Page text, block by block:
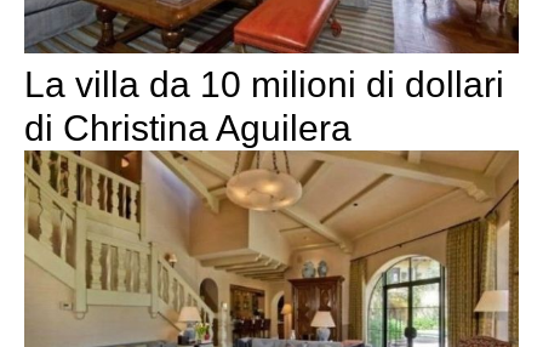
La villa da 10 milioni di dollari
di Christina Aguilera